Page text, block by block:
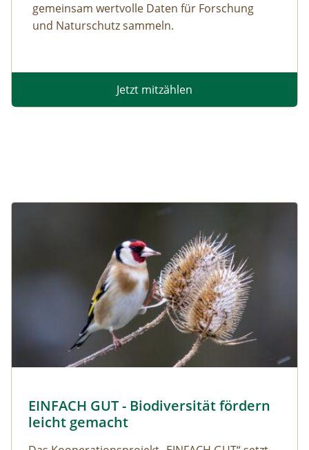
gemeinsam wertvolle Daten für Forschung
und Naturschutz sammeln.
Jetzt mitzählen
EINFACH GUT - Biodiversität fördern
leicht gemacht